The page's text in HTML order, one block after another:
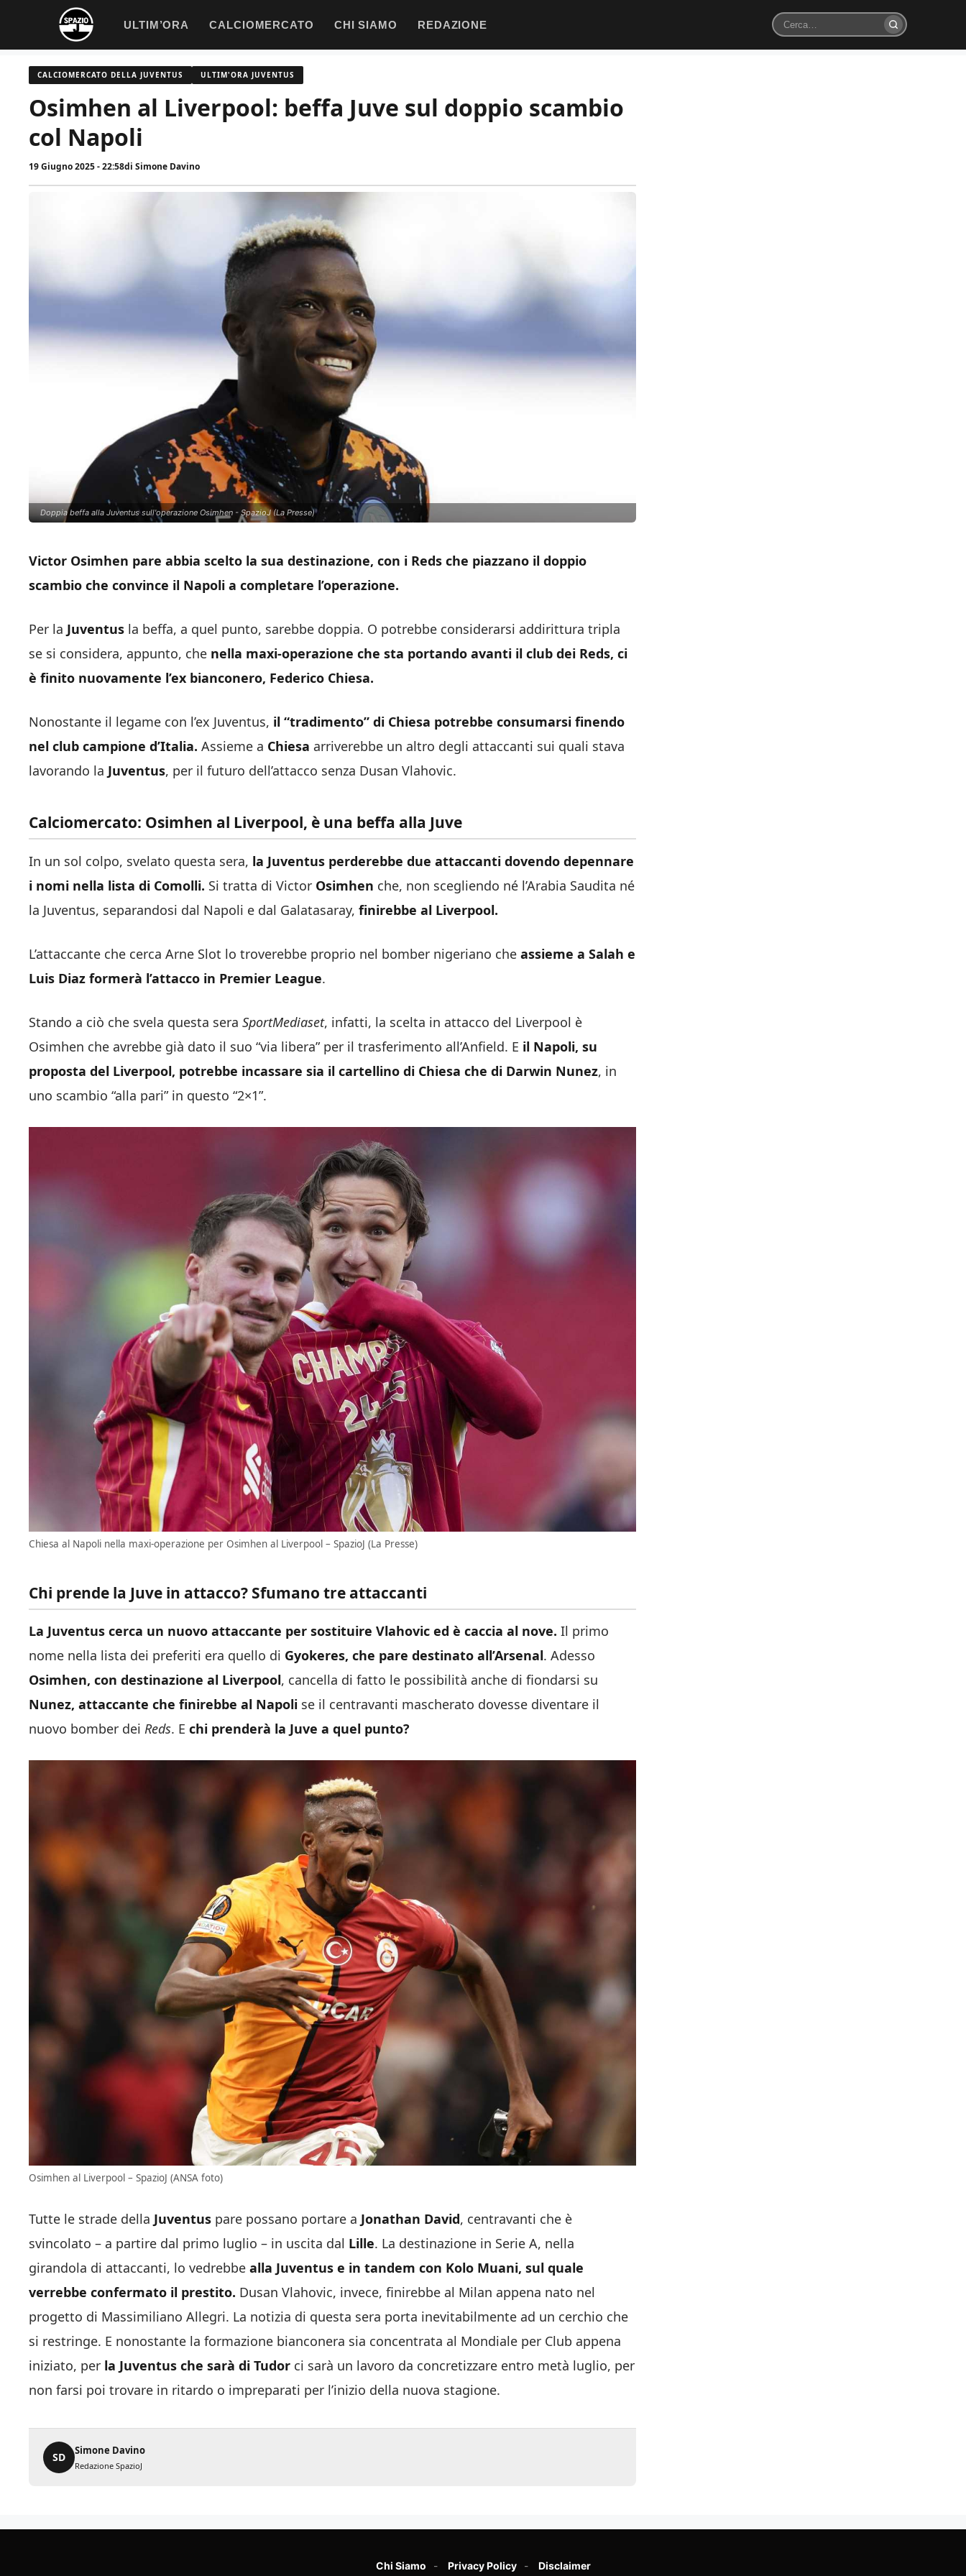
contenuto
ULTIM’ORA CALCIOMERCATO CHI SIAMO REDAZIONE
Cerca
CALCIOMERCATO DELLA JUVENTUS ULTIM'ORA JUVENTUS
Osimhen al Liverpool: beffa Juve sul doppio scambio
col Napoli
19 Giugno 2025 - 22:58di Simone Davino
Doppia beffa alla Juventus sull'operazione Osimhen - SpazioJ (La Presse)
Victor Osimhen pare abbia scelto la sua destinazione, con i Reds che piazzano il doppio
scambio che convince il Napoli a completare l’operazione.
Per la Juventus la beffa, a quel punto, sarebbe doppia. O potrebbe considerarsi addirittura tripla
se si considera, appunto, che nella maxi-operazione che sta portando avanti il club dei Reds, ci
è finito nuovamente l’ex bianconero, Federico Chiesa.
Nonostante il legame con l’ex Juventus, il “tradimento” di Chiesa potrebbe consumarsi finendo
nel club campione d’Italia. Assieme a Chiesa arriverebbe un altro degli attaccanti sui quali stava
lavorando la Juventus, per il futuro dell’attacco senza Dusan Vlahovic.
Calciomercato: Osimhen al Liverpool, è una beffa alla Juve
In un sol colpo, svelato questa sera, la Juventus perderebbe due attaccanti dovendo depennare
i nomi nella lista di Comolli. Si tratta di Victor Osimhen che, non scegliendo né l’Arabia Saudita né
la Juventus, separandosi dal Napoli e dal Galatasaray, finirebbe al Liverpool.
L’attaccante che cerca Arne Slot lo troverebbe proprio nel bomber nigeriano che assieme a Salah e
Luis Diaz formerà l’attacco in Premier League.
Stando a ciò che svela questa sera SportMediaset, infatti, la scelta in attacco del Liverpool è
Osimhen che avrebbe già dato il suo “via libera” per il trasferimento all’Anfield. E il Napoli, su
proposta del Liverpool, potrebbe incassare sia il cartellino di Chiesa che di Darwin Nunez, in
uno scambio “alla pari” in questo “2×1”.
Chiesa al Napoli nella maxi-operazione per Osimhen al Liverpool – SpazioJ (La Presse)
Chi prende la Juve in attacco? Sfumano tre attaccanti
La Juventus cerca un nuovo attaccante per sostituire Vlahovic ed è caccia al nove. Il primo
nome nella lista dei preferiti era quello di Gyokeres, che pare destinato all’Arsenal. Adesso
Osimhen, con destinazione al Liverpool, cancella di fatto le possibilità anche di fiondarsi su
Nunez, attaccante che finirebbe al Napoli se il centravanti mascherato dovesse diventare il
nuovo bomber dei Reds. E chi prenderà la Juve a quel punto?
Osimhen al Liverpool – SpazioJ (ANSA foto)
Tutte le strade della Juventus pare possano portare a Jonathan David, centravanti che è
svincolato – a partire dal primo luglio – in uscita dal Lille. La destinazione in Serie A, nella
girandola di attaccanti, lo vedrebbe alla Juventus e in tandem con Kolo Muani, sul quale
verrebbe confermato il prestito. Dusan Vlahovic, invece, finirebbe al Milan appena nato nel
progetto di Massimiliano Allegri. La notizia di questa sera porta inevitabilmente ad un cerchio che
si restringe. E nonostante la formazione bianconera sia concentrata al Mondiale per Club appena
iniziato, per la Juventus che sarà di Tudor ci sarà un lavoro da concretizzare entro metà luglio, per
non farsi poi trovare in ritardo o impreparati per l’inizio della nuova stagione.
SD
Simone Davino
Redazione SpazioJ
Chi Siamo Privacy Policy Disclaimer